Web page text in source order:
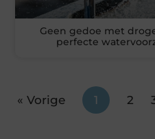
Geen gedoe met
perfecte
« Vorige 1 2